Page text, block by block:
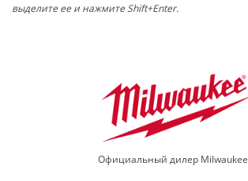
выделите ее и нажмите Shift+Enter.
Официальный дилер Milwaukee